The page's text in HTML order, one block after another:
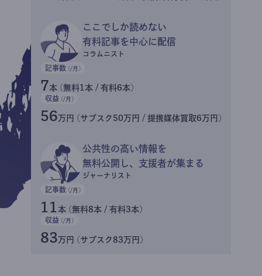
ここでしか読めない
有料記事を中心に配信
コラムニスト
記事数 (/月)
7本 (無料1本 / 有料6本)
収益 (/月)
56万円 (サブスク50万円 / 提携媒体買取6万円)
公共性の高い情報を
無料公開し、支援者が集まる
ジャーナリスト
記事数 (/月)
11 本 (無料8本 / 有料3本)
収益 (/月)
83万円 (サブスク83万円)